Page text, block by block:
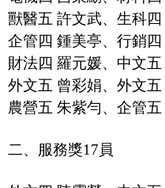
獸醫五 許文武、生科四
企管四 鍾美亭、行銷四
財法四 羅元媛、中文五
外文五 曾彩娟、 外文五
農營五 朱紫勻、企管五
二、服務獎17員